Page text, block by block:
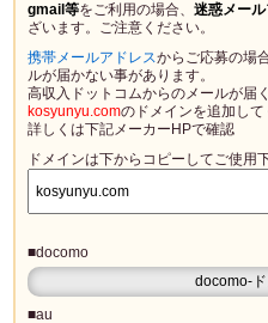
gmail等をご利用の場合、 迷惑メー
ざいます。ご注意ください。
携帯メールアドレスからご応募の場
ルが届かない事があります。
高収入ドットコムからのメールが届
kosyunyu.comのドメインを追加して
詳しくは下記メーカーHPで確認
ドメインは下からコピーしてご使用
■docomo
docomo-
■au